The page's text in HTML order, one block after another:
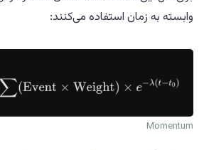
وابسته به زمان استفاده می‌کنند:
Momentum